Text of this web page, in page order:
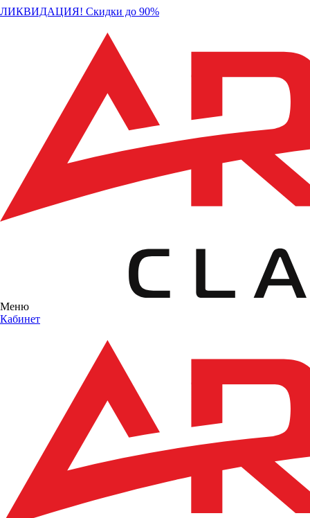
ЛИКВИДАЦИЯ! Скидки до 90%
Меню
Кабинет